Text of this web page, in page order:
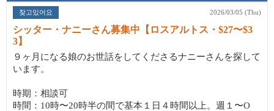
찾고있어요 2026/03/05 (Thu)
シッター・ナニーさん募集中【ロスアルトス・$27〜$3
3】
９ヶ月になる娘のお世話をしてくださるナニーさんを探して
います。
時期：相談可
時間：10時〜20時半の間で基本１日４時間以上。週１〜O